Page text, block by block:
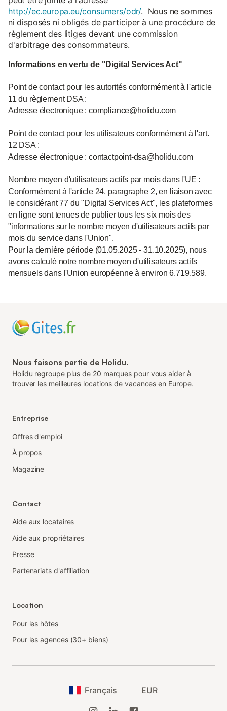
http://ec.europa.eu/consumers/odr/. Nous ne sommes
ni disposés ni obligés de participer à une procédure de
règlement des litiges devant une commission
d'arbitrage des consommateurs.
Informations en vertu de "Digital Services Act"
Point de contact pour les autorités conformément à l'article
11 du règlement DSA :
Adresse électronique : compliance@holidu.com
Point de contact pour les utilisateurs conformément à l'art.
12 DSA :
Adresse électronique : contactpoint-dsa@holidu.com
Nombre moyen d'utilisateurs actifs par mois dans l'UE :
Conformément à l'article 24, paragraphe 2, en liaison avec
le considérant 77 du "Digital Services Act", les plateformes
en ligne sont tenues de publier tous les six mois des
"informations sur le nombre moyen d'utilisateurs actifs par
mois du service dans l'Union".
Pour la dernière période (01.05.2025 - 31.10.2025), nous
avons calculé notre nombre moyen d'utilisateurs actifs
mensuels dans l'Union européenne à environ 6.719.589.
Nous faisons partie de Holidu.
Holidu regroupe plus de 20 marques pour vous aider à
trouver les meilleures locations de vacances en Europe.
Entreprise
Offres d'emploi
À propos
Magazine
Contact
Aide aux locataires
Aide aux propriétaires
Presse
Partenariats d'affiliation
Location
Pour les hôtes
Pour les agences (30+ biens)
Français EUR